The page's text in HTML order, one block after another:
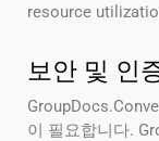
resource
보안 및 인
이 필요합니다.